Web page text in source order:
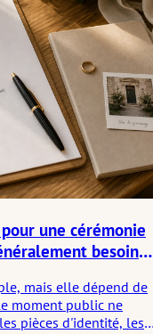
une cérémonie
besoin
mais elle dépend de
moment public ne
pièces d'identité, les